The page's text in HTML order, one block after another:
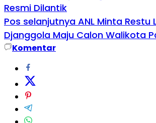
Resmi Dilantik
Pos selanjutnya ANL Minta Restu
Djanggola Maju Calon Walikota
Komentar